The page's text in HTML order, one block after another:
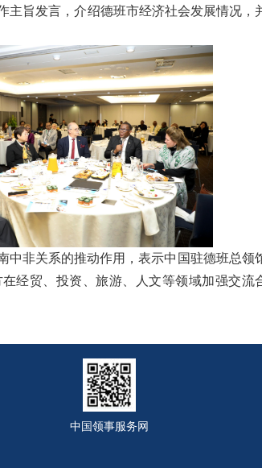
旨发言，介绍德班市经济社会发展情况，
非关系的推动作用，表示中国驻德班总领
经贸、投资、旅游、人文等领域加强交流
中国领事服务网